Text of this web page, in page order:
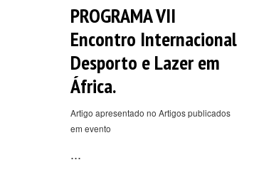
PROGRAMA VII
Encontro Internacional
Desporto e Lazer em
África.
Artigo apresentado no Artigos publicados
em evento
...